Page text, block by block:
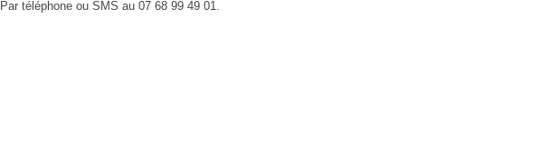
Par téléphone ou SMS au 07 68 99 49 01.